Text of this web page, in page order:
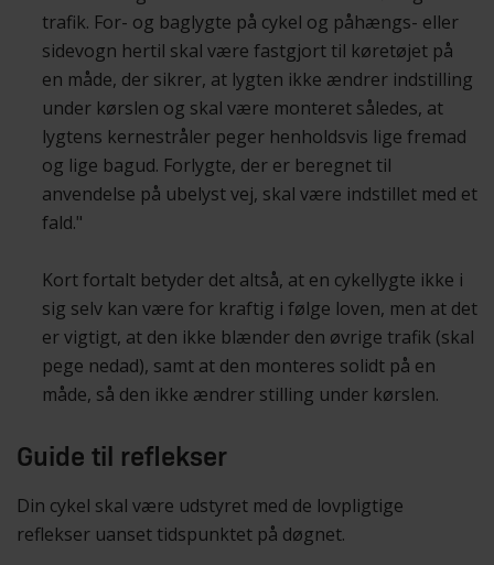
trafik. For- og baglygte på cykel og påhængs- eller
sidevogn hertil skal være fastgjort til køretøjet på
en måde, der sikrer, at lygten ikke ændrer indstilling
under kørslen og skal være monteret således, at
lygtens kernestråler peger henholdsvis lige fremad
og lige bagud. Forlygte, der er beregnet til
anvendelse på ubelyst vej, skal være indstillet med et
fald."
Kort fortalt betyder det altså, at en cykellygte ikke i
sig selv kan være for kraftig i følge loven, men at det
er vigtigt, at den ikke blænder den øvrige trafik (skal
pege nedad), samt at den monteres solidt på en
måde, så den ikke ændrer stilling under kørslen.
Guide til reflekser
Din cykel skal være udstyret med de lovpligtige
reflekser uanset tidspunktet på døgnet.